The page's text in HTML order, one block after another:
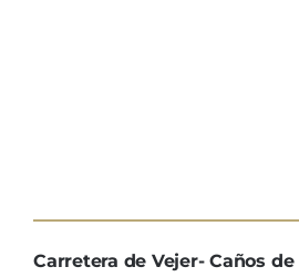
Carretera de Vejer- Caños de